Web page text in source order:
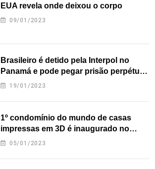
EUA revela onde deixou o corpo
09/01/2023
Brasileiro é detido pela Interpol no
Panamá e pode pegar prisão perpétua
nos EUA
19/01/2023
1º condomínio do mundo de casas
impressas em 3D é inaugurado no
Texas
05/01/2023